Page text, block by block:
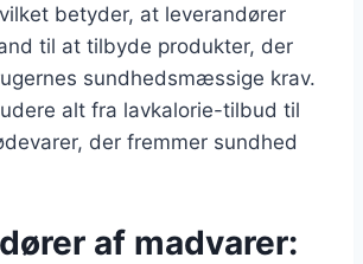
betyder, at leverandører
til at tilbyde produkter, der
sundhedsmæssige krav.
alt fra lavkalorie-tilbud til
der fremmer sundhed
af madvarer: